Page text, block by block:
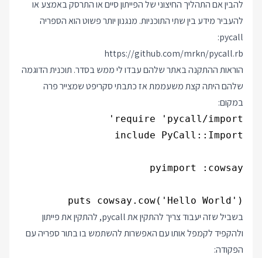
להבין אם התהליך החיצוני של הפייתון סיים או התרסק באמצע או
להעביר מידע בין שתי התוכניות. מנגנון יותר פשוט הוא הספריה
pycall:
https://github.com/mrkn/pycall.rb
הוראות ההתקנה באתר שלהם עבדו לי ממש בסדר. תוכנית הדוגמה
שלהם היתה קצת משעממת אז כתבתי סקריפט שמצייר פרה
במקום:
puts cowsay.cow('Hello World')
בשביל שזה יעבוד צריך להתקין את pycall, להתקין את פייתון
ולהקפיד לקמפל אותו עם האפשרות להשתמש בו בתור ספריה עם
הפקודה: